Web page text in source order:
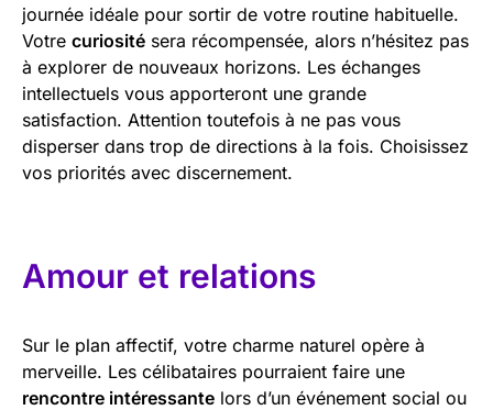
journée idéale pour sortir de votre routine habituelle.
Votre curiosité sera récompensée, alors n’hésitez pas
à explorer de nouveaux horizons. Les échanges
intellectuels vous apporteront une grande
satisfaction. Attention toutefois à ne pas vous
disperser dans trop de directions à la fois. Choisissez
vos priorités avec discernement.
Amour et relations
Sur le plan affectif, votre charme naturel opère à
merveille. Les célibataires pourraient faire une
rencontre intéressante lors d’un événement social ou